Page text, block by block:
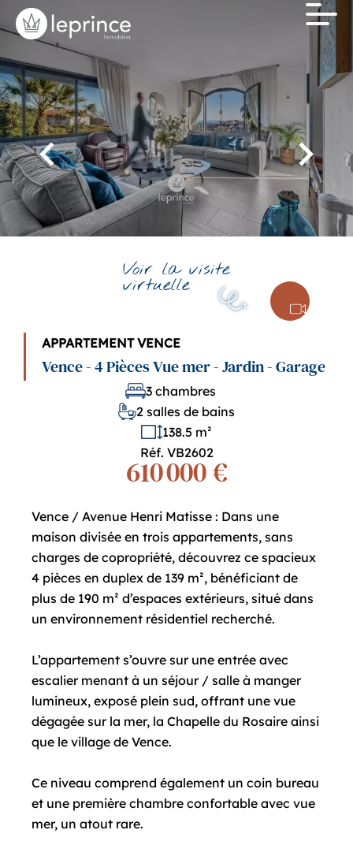
Voir la visite
virtuelle
APPARTEMENT VENCE
Vence - 4 Pièces Vue mer - Jardin - Garage
3 chambres
2 salles de bains
138.5 m²
Réf. VB2602
610 000 €
Vence / Avenue Henri Matisse : Dans une
maison divisée en trois appartements, sans
charges de copropriété, découvrez ce spacieux
4 pièces en duplex de 139 m², bénéficiant de
plus de 190 m² d’espaces extérieurs, situé dans
un environnement résidentiel recherché.
L’appartement s’ouvre sur une entrée avec
escalier menant à un séjour / salle à manger
lumineux, exposé plein sud, offrant une vue
dégagée sur la mer, la Chapelle du Rosaire ainsi
que le village de Vence.
Ce niveau comprend également un coin bureau
et une première chambre confortable avec vue
mer, un atout rare.